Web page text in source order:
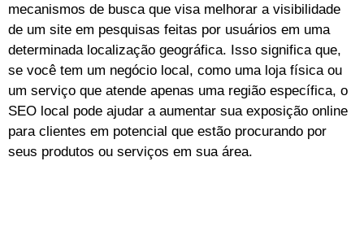
mecanismos de busca que visa melhorar a visibilidade
de um site em pesquisas feitas por usuários em uma
determinada localização geográfica. Isso significa que,
se você tem um negócio local, como uma loja física ou
um serviço que atende apenas uma região específica, o
SEO local pode ajudar a aumentar sua exposição online
para clientes em potencial que estão procurando por
seus produtos ou serviços em sua área.